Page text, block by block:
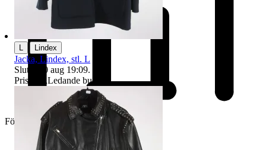
Företag
L Lindex
Jacka, Lindex, stl. L
Sluttid
10 aug 19:09.
Pris:
,Ledande bud